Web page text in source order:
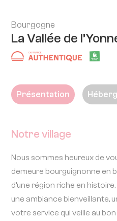
Bourgogne
La Vallée de
Présentation
Notre village
Nous sommes heureux de
demeure bourguignonne en
d’une région riche en
une ambiance bienveillante,
votre service qui veille au